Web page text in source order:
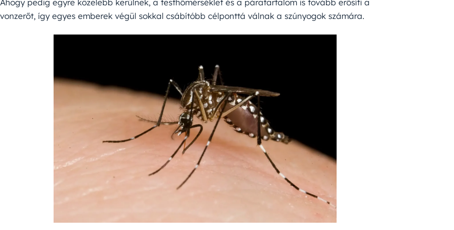
Ahogy pedig egyre közelebb kerülnek, a testhőmérséklet és a páratartalom is tovább erősíti a
vonzerőt, így egyes emberek végül sokkal csábítóbb célponttá válnak a szúnyogok számára.